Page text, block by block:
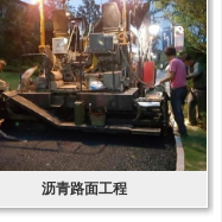
沥青路面工程